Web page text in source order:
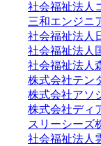
社会福祉法人
三和エンジニ
社会福祉法人
社会福祉法人
社会福祉法人
株式会社テン
株式会社アソ
株式会社ディ
スリーシーズ
社会福祉法人